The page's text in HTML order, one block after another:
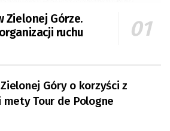
Zielonej Górze.
ruchu
Góry o korzyści z
mety Tour de Pologne